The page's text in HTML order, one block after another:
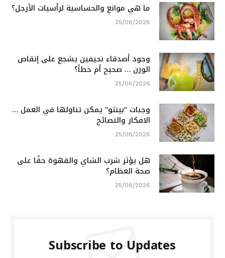
ما هي موانع والحساسية لرأسيات الأرجل؟
25/06/2026
وجود أصدقاء نحيفين يشجع على إنقاص
الوزن … صحيح أم خطأ؟
25/06/2026
وجبات “بينتو” يمكن تناولها في العمل …
الافكار والنصائح
25/06/2026
هل يؤثر شرب الشاي والقهوة حقًا على
صحة العظام؟
25/06/2026
Subscribe to Updates